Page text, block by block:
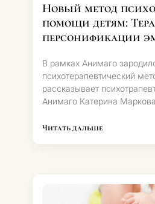
Новый метод
помощи детям:
персонификации
В рамках Анимаго
психотерапевтический
рассказывает
Анимаго Катерина Маркова
Читать дальше